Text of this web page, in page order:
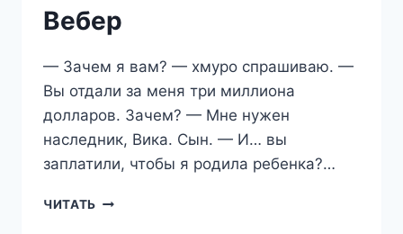
Вебер
— Зачем я вам? — хмуро спрашиваю. —
Вы отдали за меня три миллиона
долларов. Зачем? — Мне нужен
наследник, Вика. Сын. — И… вы
заплатили, чтобы я родила ребенка?…
ЧИТАТЬ ОБЕЩАННАЯ